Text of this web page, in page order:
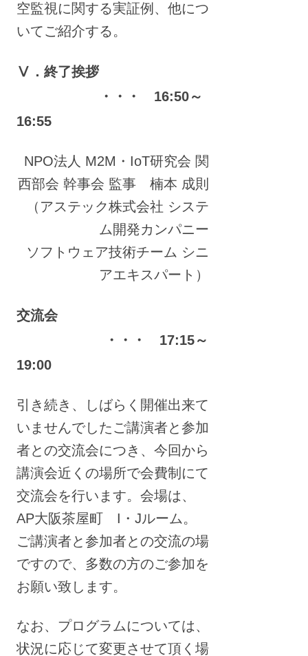
空監視に関する実証例、他につ
いてご紹介する。
Ⅴ．終了挨拶
・・・ 16:50～
16:55
NPO法人 M2M・IoT研究会 関
西部会 幹事会 監事 楠本 成則
（アステック株式会社 システ
ム開発カンパニー
ソフトウェア技術チーム シニ
アエキスパート）
交流会
・・・ 17:15～
19:00
引き続き、しばらく開催出来て
いませんでしたご講演者と参加
者との交流会につき、今回から
講演会近くの場所で会費制にて
交流会を行います。会場は、
AP大阪茶屋町 I・Jルーム。
ご講演者と参加者との交流の場
ですので、多数の方のご参加を
お願い致します。
なお、プログラムについては、
状況に応じて変更させて頂く場